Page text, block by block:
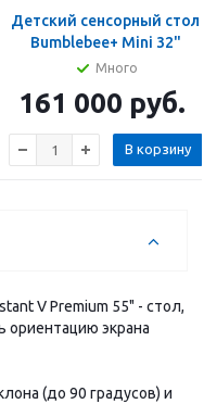
Детский сенсорный стол
Bumblebee+ Mini 32"
Много
161 000 руб.
В корзину
V Premium 55" - стол,
ориентацию экрана
(до 90 градусов) и